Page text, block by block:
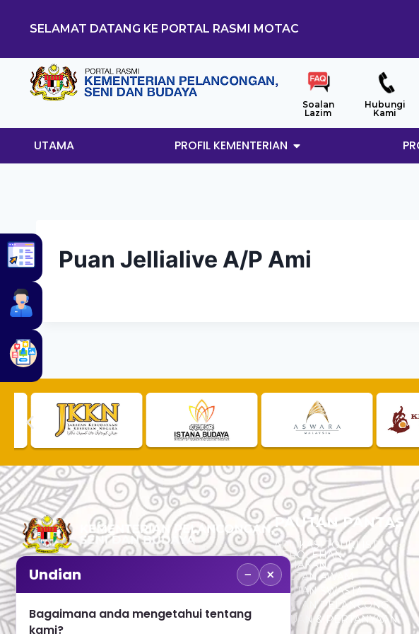
SELAMAT DATANG KE PORTAL RASMI MOTAC
Soalan
Lazim
Hubungi
Kami
UTAMA PROFIL KEMENTERIAN
Puan Jellialive A/P Ami
No. 2, Menara 1, Jalan P5/6, Presint 5,
+603 8000 8000
PAUTAN PANTAS
APLIKASI TOURLIST
PEROLEHAN
SEMAKAN
PAUTAN AWAM
PAUTAN SWASTA
PAUTAN PELANCONG
ADUAN & PERTANYAAN
Undian − ×
Bagaimana anda mengetahui tentang
kami?